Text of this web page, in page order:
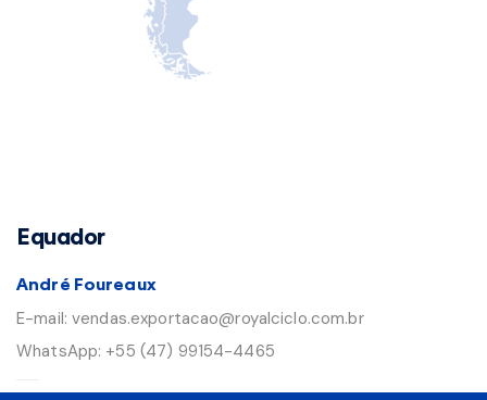
Equador
André Foureaux
E-mail:vendas.exportacao@royalciclo.com.br
WhatsApp: +55 (47) 99154-4465